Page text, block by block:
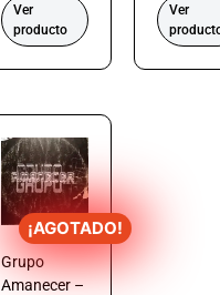
Ver
producto
Ver
¡AGOTADO!
Grupo
Amanecer –